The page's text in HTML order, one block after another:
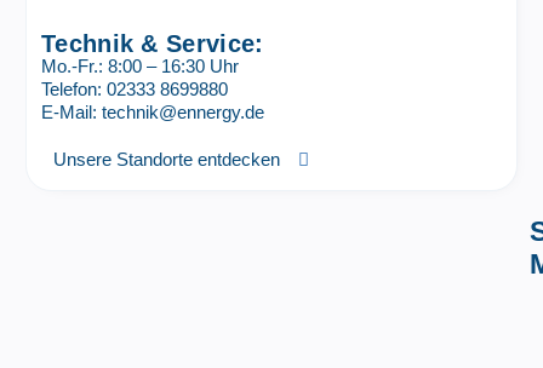
Technik & Service:
Mo.-Fr.: 8:00 – 16:30 Uhr
Telefon: 02333 8699880
E-Mail: technik@ennergy.de
Unsere Standorte entdecken